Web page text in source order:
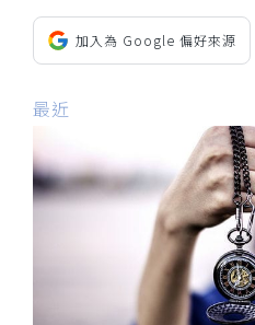
加入為 Google 偏好來源
最近